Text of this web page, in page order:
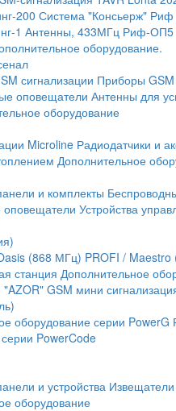
200 Система "Консьерж" Риф
1 Антенны, 433МГц Риф-ОП5
оборудование.
сигнализации Приборы
оповещатели Антенны для
оборудование
Microline Радиодатчики и
Дополнительное
и комплекты
Устройства
(868 МГц) PROFI /
станция Дополнительное
GSM мини
оборудование серии PowerG
PowerCode
и устройства Извещатели
оборудование